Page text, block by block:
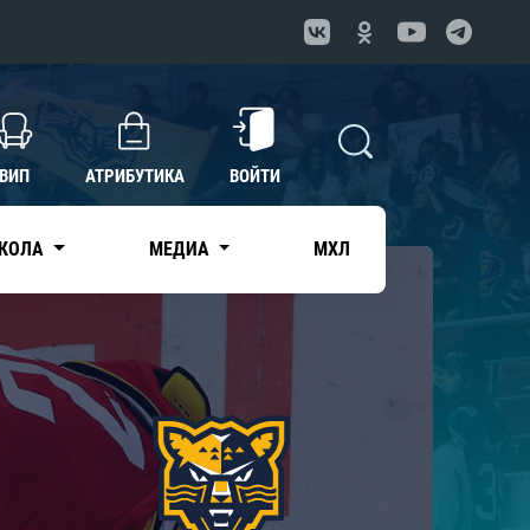
ВИП АТРИБУТИКА ВОЙТИ
МЕДИА МХЛ